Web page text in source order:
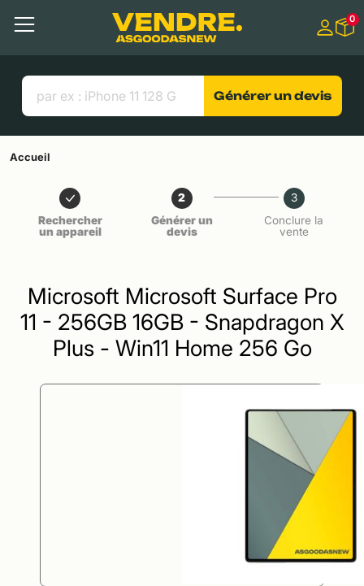
Contenu principal
Menu
Liens utiles
0
Générer un devis
Accueil
Rechercher
un appareil
2
Générer un
devis
3
Conclure la
vente
Microsoft Microsoft Surface Pro
11 - 256GB 16GB - Snapdragon X
Plus - Win11 Home 256 Go